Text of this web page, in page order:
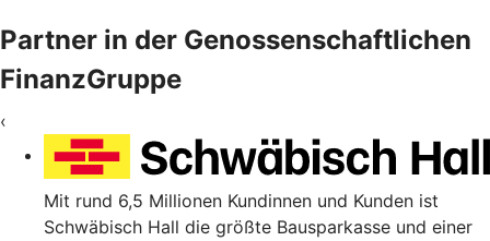
Partner in der Genossenschaftlichen
FinanzGruppe
‹
Mit rund 6,5 Millionen Kundinnen und Kunden ist
Schwäbisch Hall die größte Bausparkasse und einer